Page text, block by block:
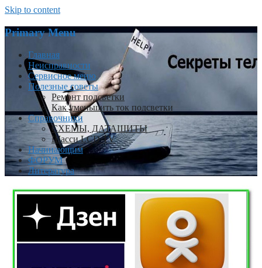
Skip to content
Primary Menu
Главная
Неисправности
Сервисное меню
Полезные советы
Ремонт подсветки
Как уменьшить ток подсветки
Справочники
СХЕМЫ, ДАТАШИТЫ
Шасси LCD TV
Начинающим
ФОРУМ
Литература